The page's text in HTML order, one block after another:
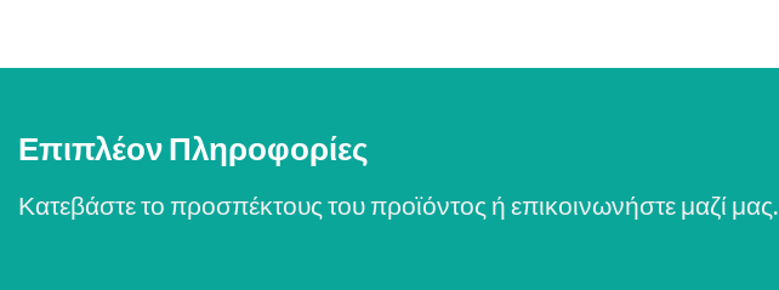
Επιπλέον Πληροφορίες
Κατεβάστε το προσπέκτους του προϊόντος ή επικοινωνήστε μαζί μας.